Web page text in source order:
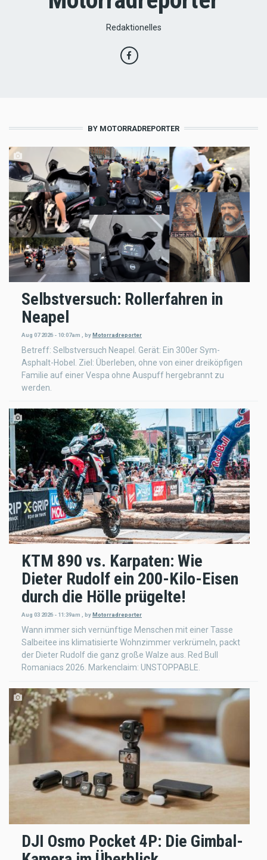
Redaktionelles
BY MOTORRADREPORTER
Selbstversuch: Rollerfahren in
Neapel
Aug 07 2026 - 10:07am byMotorradreporter
Betreff: Selbstversuch Neapel. Gerät: Ein 300er Sym-
Asphalt-Hobel. Ziel: Überleben, ohne von einer dreiköpfigen
Familie auf einer Vespa ohne Auspuff hergebrannt zu
werden.
KTM 890 vs. Karpaten: Wie
Dieter Rudolf ein 200-Kilo-Eisen
durch die Hölle prügelte!
Aug 03 2026 - 11:39am byMotorradreporter
Wann immer sich vernünftige Menschen mit einer Tasse
Salbeitee ins klimatisierte Wohnzimmer verkrümeln, packt
der Dieter Rudolf die ganz große Walze aus. Red Bull
Romaniacs 2026. Markenclaim: UNSTOPPABLE.
DJI Osmo Pocket 4P: Die Gimbal-